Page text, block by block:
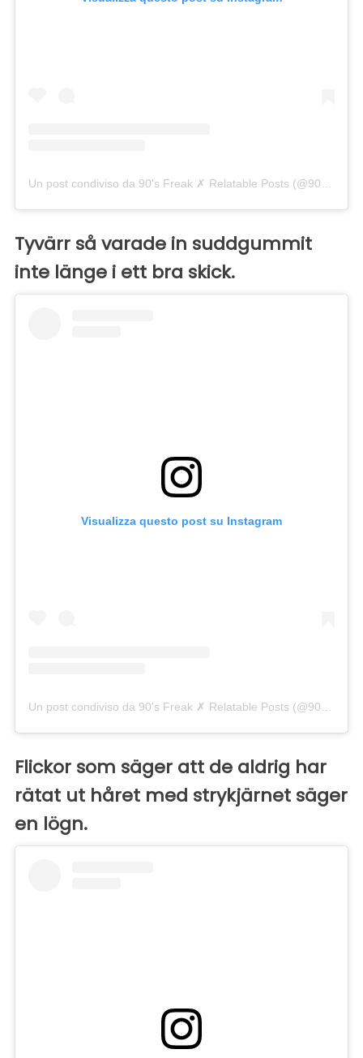
Un post condiviso da 90's Freak ✗ Relatable Posts (@90smadness)
Tyvärr så varade in suddgummit
inte länge i ett bra skick.
Visualizza questo post su Instagram
Flickor som säger att de aldrig har
rätat ut håret med strykjärnet säger
en lögn.